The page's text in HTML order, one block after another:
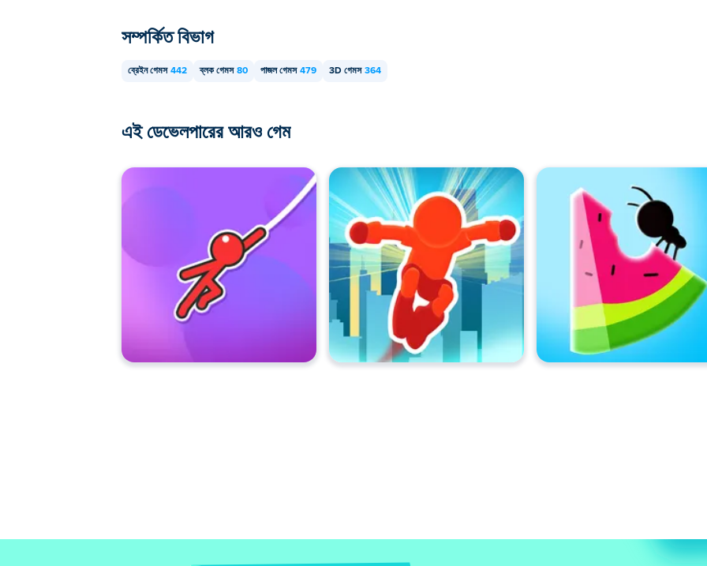
সম্পর্কিত বিভাগ
ব্রেইন গেমস 442 ব্লক গেমস 80 পাজল গেমস 479 3D গেমস 364
এই ডেভেলপারের আরও গেম